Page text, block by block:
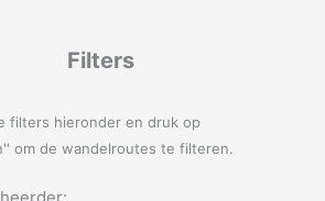
Filters
filters hieronder en druk op
om de wandelroutes te filteren.